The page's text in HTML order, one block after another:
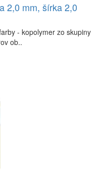
2,0 mm, šírka 2,0
- kopolymer zo skupiny
ob..